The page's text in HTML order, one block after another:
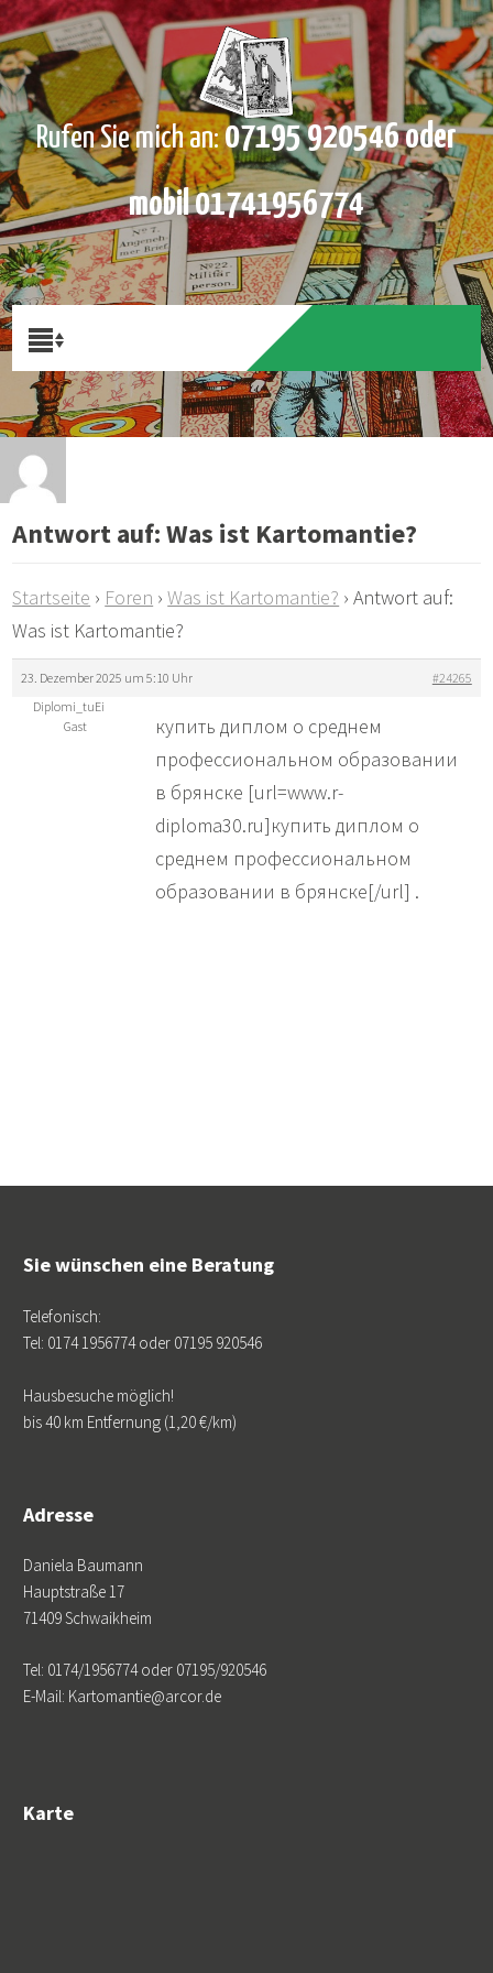
Rufen Sie mich an:07195 920546 oder
mobil 01741956774
Antwort auf: Was ist Kartomantie?
Startseite › Foren › Was ist Kartomantie? › Antwort auf:
Was ist Kartomantie?
23. Dezember 2025 um 5:10 Uhr
#24265
Diplomi_tuEi
Gast
купить диплом о среднем
профессиональном образовании
в брянске [url=www.r-
diploma30.ru]купить диплом о
среднем профессиональном
образовании в брянске[/url] .
Sie wünschen eine Beratung
Telefonisch:
Tel: 0174 1956774 oder 07195 920546
Hausbesuche möglich!
bis 40 km Entfernung (1,20 €/km)
Adresse
Daniela Baumann
Hauptstraße 17
71409 Schwaikheim
Tel: 0174/1956774 oder 07195/920546
E-Mail: Kartomantie@arcor.de
Karte